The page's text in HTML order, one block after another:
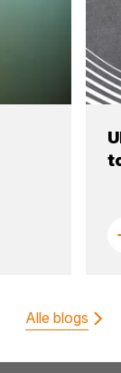
Alle blogs